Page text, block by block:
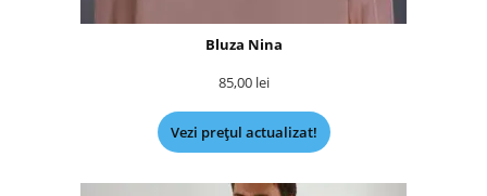
Bluza Nina
85,00 lei
Vezi prețul actualizat!